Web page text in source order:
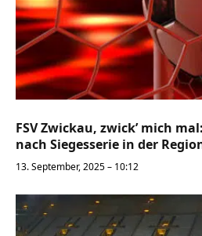
FSV Zwickau, zwick’ mich
nach Siegesserie in der
13. September, 2025 – 10:12